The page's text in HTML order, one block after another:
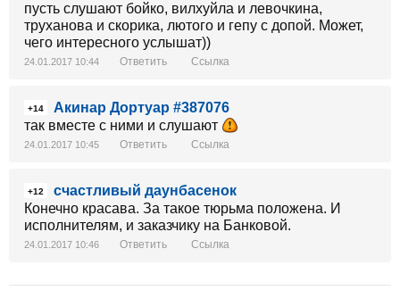
пусть слушают бойко, вилхуйла и левочкина,
труханова и скорика, лютого и гепу с допой. Может,
чего интересного услышат))
24.01.2017 10:44 Ответить Ссылка
+14
Акинар Дортуар #387076
так вместе с ними и слушают
24.01.2017 10:45 Ответить Ссылка
+12
счастливый даунбасенок
Конечно красава. За такое тюрьма положена. И
исполнителям, и заказчику на Банковой.
24.01.2017 10:46 Ответить Ссылка